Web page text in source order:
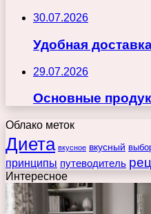
30.07.2026
Удобная
29.07.2026
Основные
Облако меток
Диета вкусное вкусный
принципы путеводитель
Интересное